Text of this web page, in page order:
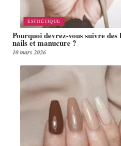
ESTHÉTIQUE
Pourquoi devrez-vous suivre
nails et manucure ?
10 mars 2026